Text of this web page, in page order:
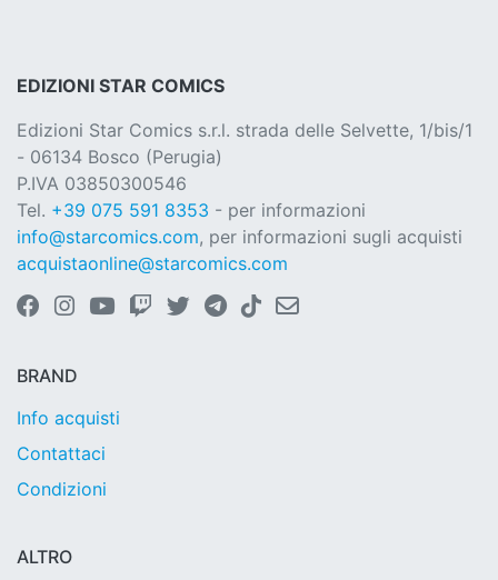
EDIZIONI STAR COMICS
Edizioni Star Comics s.r.l. strada delle Selvette, 1/bis/1
- 06134 Bosco (Perugia)
P.IVA 03850300546
Tel. +39 075 591 8353 - per informazioni
info@starcomics.com, per informazioni sugli acquisti
acquistaonline@starcomics.com
BRAND
Info acquisti
Contattaci
Condizioni
ALTRO